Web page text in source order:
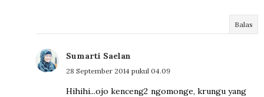
Balas
Sumarti Saelan
28 September 2014 pukul 04.09
Hihihi...ojo kenceng2 ngomonge, krungu yang